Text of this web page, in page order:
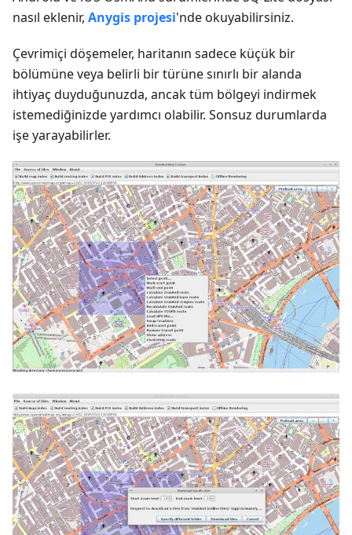
nasıl eklenir, Anygis projesi'nde okuyabilirsiniz.
Çevrimiçi döşemeler, haritanın sadece küçük bir
bölümüne veya belirli bir türüne sınırlı bir alanda
ihtiyaç duyduğunuzda, ancak tüm bölgeyi indirmek
istemediğinizde yardımcı olabilir. Sonsuz durumlarda
işe yarayabilirler.